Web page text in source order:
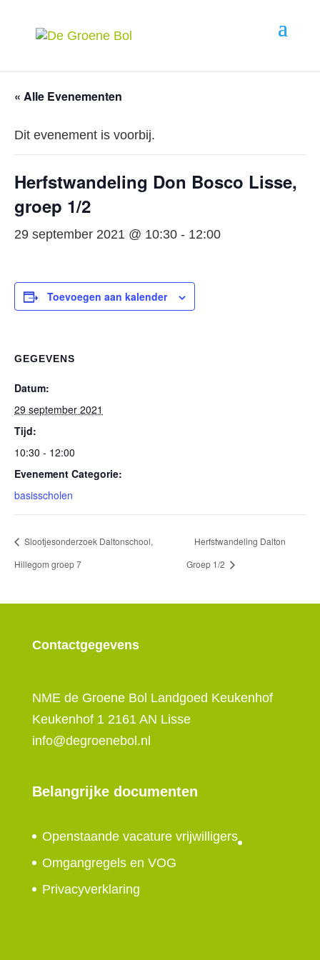
« Alle Evenementen
Dit evenement is voorbij.
Herfstwandeling Don Bosco Lisse,
groep 1/2
29 september 2021 @ 10:30 - 12:00
Toevoegen aan kalender
GEGEVENS
Datum:
29 september 2021
Tijd:
10:30 - 12:00
Evenement Categorie:
basisscholen
Slootjesonderzoek Daltonschool,
Hillegom groep 7
Herfstwandeling Dalton
Groep 1/2
Contactgegevens
NME de Groene Bol Landgoed Keukenhof
Keukenhof 1 2161 AN Lisse
info@degroenebol.nl
Belangrijke documenten
Openstaande vacature vrijwilligers
Omgangregels en VOG
Privacyverklaring